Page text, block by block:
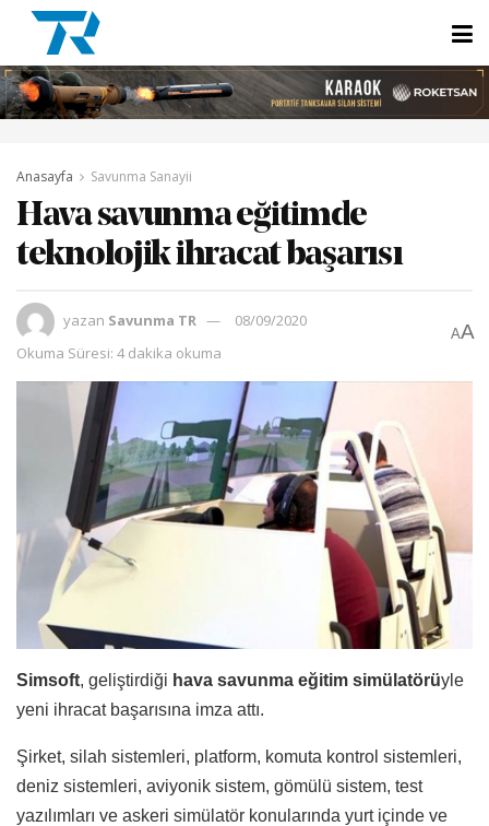
Anasayfa Savunma Sanayii
Hava savunma eğitimde
teknolojik ihracat başarısı
yazan Savunma TR
08/09/2020
Okuma Süresi: 4 dakika okuma
AA
Simsoft, geliştirdiği hava savunma eğitim simülatörüyle
yeni ihracat başarısına imza attı.
Şirket, silah sistemleri, platform, komuta kontrol sistemleri,
deniz sistemleri, aviyonik sistem, gömülü sistem, test
yazılımları ve askeri simülatör konularında yurt içinde ve